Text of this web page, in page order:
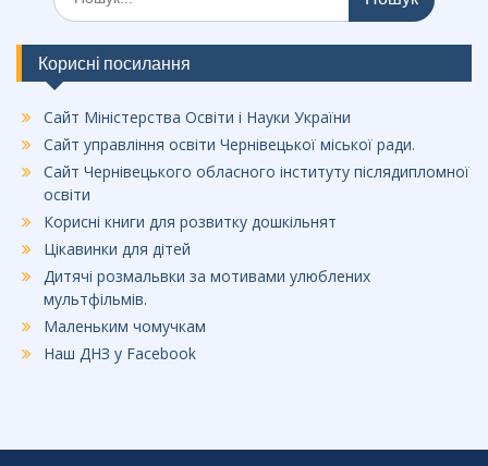
Корисні посилання
Сайт Міністерства Освіти і Науки України
Сайт управління освіти Чернівецької міської ради.
Сайт Чернівецького обласного інституту післядипломної
освіти
Корисні книги для розвитку дошкільнят
Цікавинки для дітей
Дитячі розмальвки за мотивами улюблених
мультфільмів.
Маленьким чомучкам
Наш ДНЗ у Facebook